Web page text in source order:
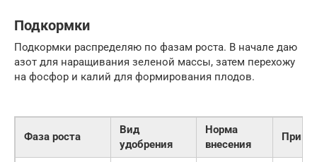
Подкормки
Подкормки распределяю по фазам роста. В начале даю
азот для наращивания зеленой массы, затем перехожу
на фосфор и калий для формирования плодов.
Фаза роста
Вид
удобрения
Норма
внесения